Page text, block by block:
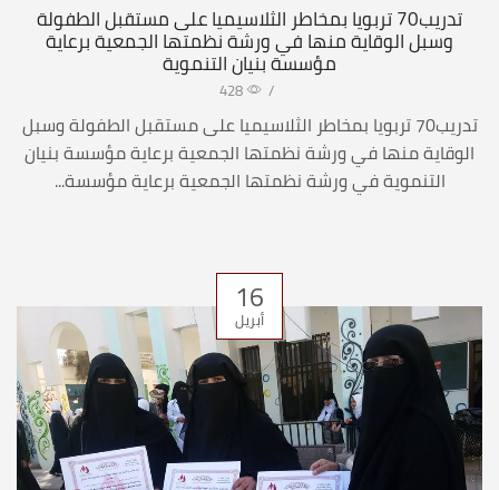
تدريب70 تربويا بمخاطر الثلاسيميا على مستقبل الطفولة
وسبل الوقاية منها في ورشة نظمتها الجمعية برعاية
مؤسسة بنيان التنموية
/
428
تدريب70 تربويا بمخاطر الثلاسيميا على مستقبل الطفولة وسبل
الوقاية منها في ورشة نظمتها الجمعية برعاية مؤسسة بنيان
التنموية في ورشة نظمتها الجمعية برعاية مؤسسة...
16
أبريل